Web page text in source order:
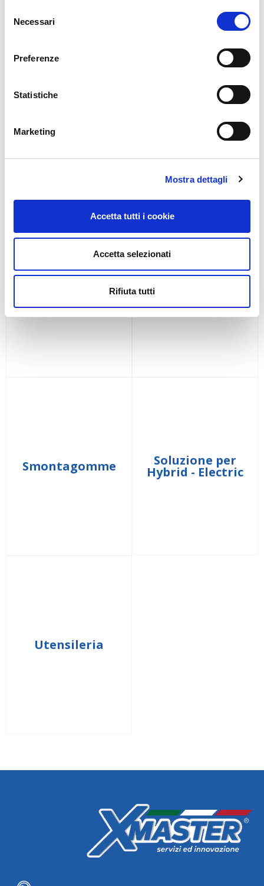
delNecessari
Preferenze
Statistiche
Marketing
Mostra dettagli
Accetta tutti i cookie
Accetta selezionati
Rifiuta tutti
Ricarica Clima
Service Batterie
Smontagomme Soluzione per
Hybrid - Electric
Utensileria